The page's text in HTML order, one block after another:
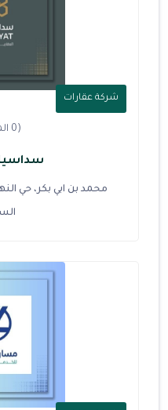
شركة عقارات
(0 المراجعات)
محمد بن ابي بكر، حي